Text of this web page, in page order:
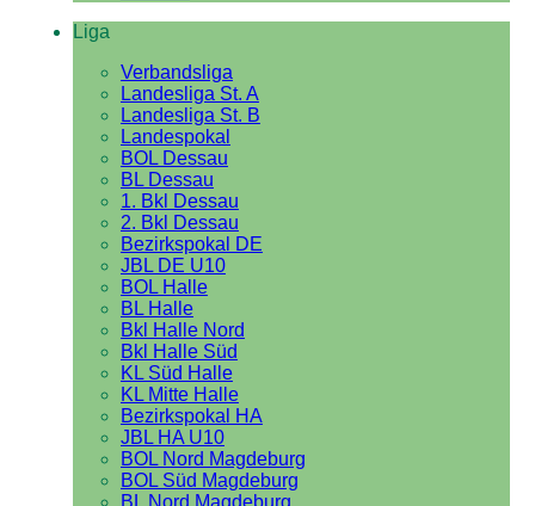
Liga
Verbandsliga
Landesliga St. A
Landesliga St. B
Landespokal
BOL Dessau
BL Dessau
1. Bkl Dessau
2. Bkl Dessau
Bezirkspokal DE
JBL DE U10
BOL Halle
BL Halle
Bkl Halle Nord
Bkl Halle Süd
KL Süd Halle
KL Mitte Halle
Bezirkspokal HA
JBL HA U10
BOL Nord Magdeburg
BOL Süd Magdeburg
BL Nord Magdeburg